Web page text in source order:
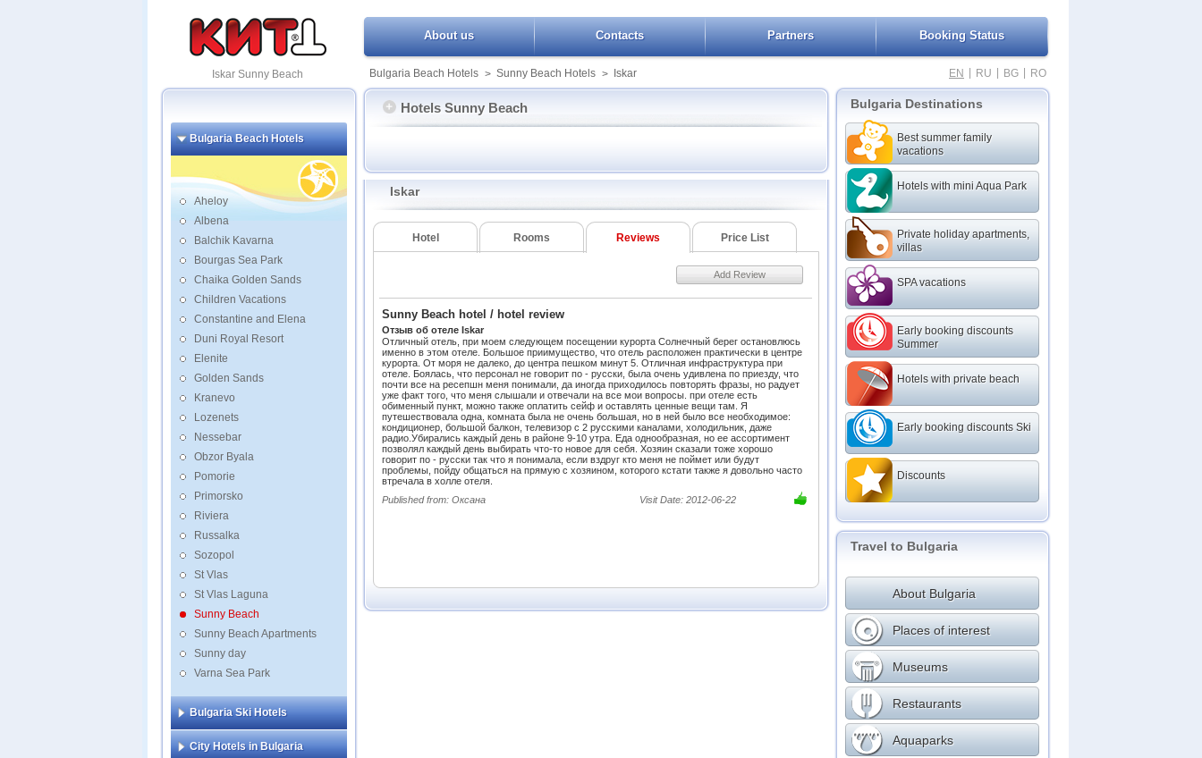
Iskar Sunny Beach
About us Contacts Partners Booking Status
Bulgaria Beach Hotels > Sunny Beach Hotels > Iskar EN RU BG RO
Bulgaria Beach Hotels
Aheloy
Albena
Balchik Kavarna
Bourgas Sea Park
Chaika Golden Sands
Children Vacations
Constantine and Elena
Duni Royal Resort
Elenite
Golden Sands
Kranevo
Lozenets
Nessebar
Obzor Byala
Pomorie
Primorsko
Riviera
Russalka
Sozopol
St Vlas
St Vlas Laguna
Sunny Beach
Sunny Beach Apartments
Sunny day
Varna Sea Park
Bulgaria Ski Hotels
City Hotels in Bulgaria
Hotels Sunny Beach
Helena Park
Helena Sands
Helena VIP Villas
Imperial Palace
Aronia Beach
Avalon
Avenue Deluxe
Bellevue
Best Western PLUS
Premium Inn
Blue Pearl
Burgas Beach
Chaika Beach Resort
Club Calimera Imperial
Resort
CLUB Hotel Strandja
Colosseum
Dunav
Casino
Grenada
Iberostar Sunny Beach
Jeravi Beach
Kotva
Laguna Park
Longoza
Majestic
Maria Revas
Marlin Beach
Marvel
Melia Sunny Beach
Mercury
Metropol
MPM Astoria
Yavor Palace
Avliga Beach
Balaton
Black Sea
Bohemi
Calypso
Continental Prima
Delfin
Deva
Empera Hotel
Gardenia Hills
Ivana Palace
Lira
Park Htl Continental
Pomorie Sun
Privileg
Regina
Riagor
Selena Comlpex
Shipka Beach
Slavyanski
Sredetz
St Valentine
The Hill Club
Tia Maria
Trakia Garden
Villa Bora
Boulevard Boutique
Iskar
Hotel Rooms Reviews Price List
Add Review
Sunny Beach hotel / hotel review
Отзыв об отеле Iskar
Отличный отель, при моем следующем посещении курорта Солнечный берег остановлюсь
именно в этом отеле. Большое приимущество, что отель расположен практически в центре
курорта. От моря не далеко, до центра пешком минут 5. Отличная инфраструктура при
отеле. Боялась, что персонал не говорит по - русски, была очень удивлена по приезду, что
почти все на ресепшн меня понимали, да иногда приходилось повторять фразы, но радует
уже факт того, что меня слышали и отвечали на все мои вопросы. при отеле есть
обименный пункт, можно также оплатить сейф и оставлять ценные вещи там. Я
путешествовала одна, комната была не очень большая, но в ней было все необходимое:
кондиционер, большой балкон, телевизор с 2 русскими каналами, холодильник, даже
радио.Убирались каждый день в районе 9-10 утра. Еда однообразная, но ее ассортимент
позволял каждый день выбирать что-то новое для себя. Хозяин сказали тоже хорошо
говорит по - русски так что я понимала, если вздруг кто меня не поймет или будут
проблемы, пойду общаться на прямую с хозяином, которого кстати также я довольно часто
втречала в холле отеля.
Published from: Оксана
Visit Date: 2012-06-22
Bulgaria Destinations
Best summer family
vacations
Hotels with mini Aqua Park
Private holiday apartments,
villas
SPA vacations
Early booking discounts
Summer
Hotels with private beach
Early booking discounts Ski
Discounts
Travel to Bulgaria
About Bulgaria
Places of interest
Museums
Restaurants
Aquaparks